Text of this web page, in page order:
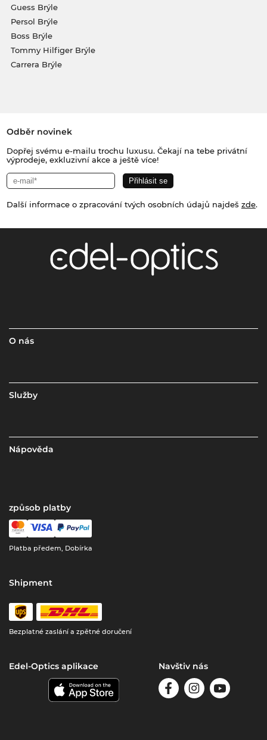
Guess Brýle
Persol Brýle
Boss Brýle
Tommy Hilfiger Brýle
Carrera Brýle
Odběr novinek
Dopřej svému e-mailu trochu luxusu. Čekají na tebe privátní
výprodeje, exkluzivní akce a ještě více!
Další informace o zpracování tvých osobních údajů najdeš zde.
O nás
Služby
Nápověda
způsob platby
Platba předem, Dobírka
Shipment
Bezplatné zaslání a zpětné doručení
Edel-Optics aplikace Navštiv nás